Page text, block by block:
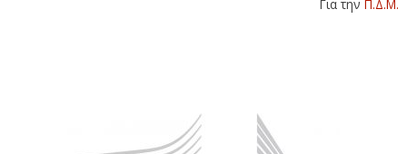
Για τηνΠ.Δ.Μ.